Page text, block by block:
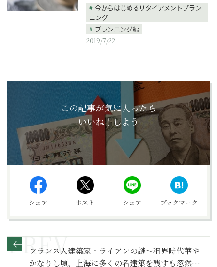
今からはじめるリタイアメントプラン
ニング
プランニング編
2019/7/22
この記事が気に入ったら
いいね！しよう
シェア ポスト シェア ブックマーク
フランス人建築家・ライアンの謎～租界時代華や
かなりし頃、上海に多くの名建築を残すも忽然と